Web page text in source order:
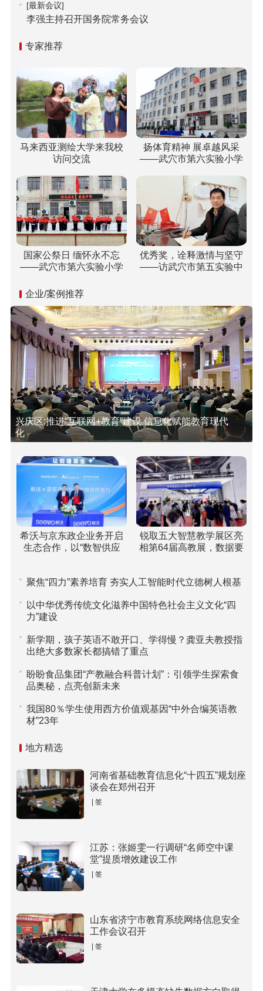
[最新会议]
李强主持召开国务院常务会议
专家推荐
马来西亚测绘大学来我校
访问交流
扬体育精神 展卓越风采
——武穴市第六实验小学
园！
国家公祭日 缅怀永不忘
——武穴市第六实验小学
优秀奖，诠释激情与坚守
——访武穴市第五实验中
企业/案例推荐
兴庆区:推进“互联网+教育”建设 信息化赋能教育现代
化
希沃与京东政企业务开启
生态合作，以“数智供应
锐取五大智慧教学展区亮
相第64届高教展，数据要
聚焦“四力”素养培育 夯实人工智能时代立德树人根基
以中华优秀传统文化滋养中国特色社会主义文化“四
力”建设
新学期，孩子英语不敢开口、学得慢？龚亚夫教授指
出绝大多数家长都搞错了重点
盼盼食品集团“产教融合科普计划”：引领学生探索食
品奥秘，点亮创新未来
我国80％学生使用西方价值观基因“中外合编英语教
材”23年
地方精选
河南省基础教育信息化“十四五”规划座
谈会在郑州召开
| 签
江苏：张姬雯一行调研“名师空中课
堂”提质增效建设工作
| 签
山东省济宁市教育系统网络信息安全
工作会议召开
| 签